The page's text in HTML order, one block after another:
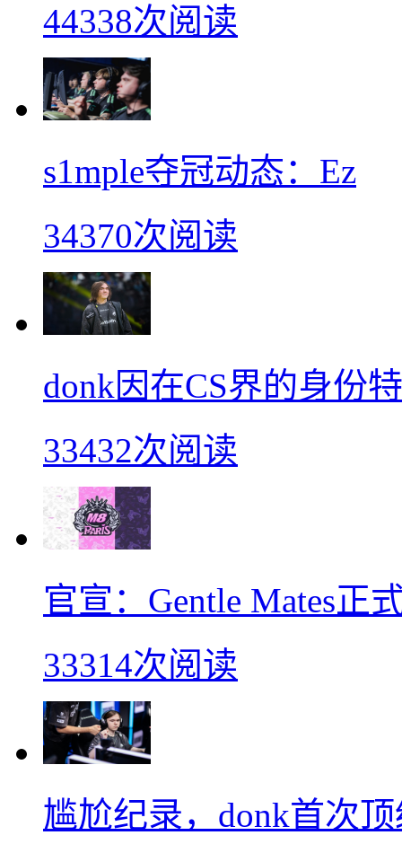
44338次阅读
s1mple夺冠动态：Ez
34370次阅读
donk因在CS界的身份
33432次阅读
官宣：Gentle Mates正
33314次阅读
尴尬纪录，donk首次